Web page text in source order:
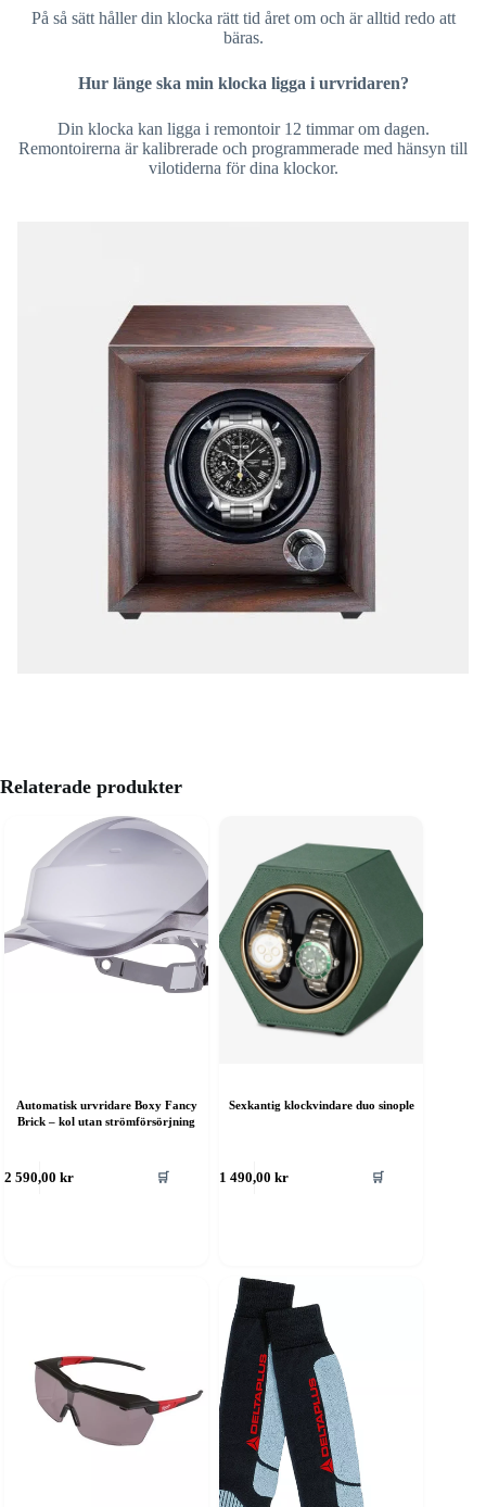
På så sätt håller din klocka rätt tid året om och är alltid redo att
bäras.
Hur länge ska min klocka ligga i urvridaren?
Din klocka kan ligga i remontoir 12 timmar om dagen.
Remontoirerna är kalibrerade och programmerade med hänsyn till
vilotiderna för dina klockor.
Relaterade produkter
Automatisk urvridare Boxy Fancy
Brick – kol utan strömförsörjning
2 590,00kr 🛒
Sexkantig klockvindare duo sinople
1 490,00kr 🛒